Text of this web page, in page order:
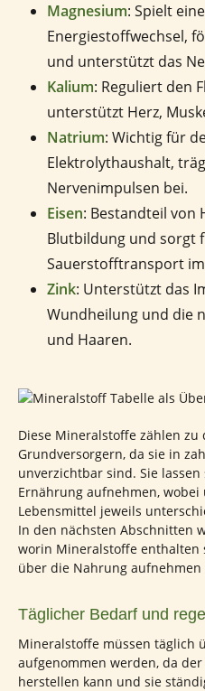
Magnesium: Spielt
Energiestoffwechsel,
und unterstützt das
Kalium: Reguliert den
unterstützt Herz,
Natrium: Wichtig für
Elektrolythaushalt,
Nervenimpulsen bei.
Eisen: Bestandteil von
Blutbildung und sorgt
Sauerstofftransport
Zink: Unterstützt das
Wundheilung und die
und Haaren.
Diese Mineralstoffe zählen zu
Grundversorgern, da sie in
unverzichtbar sind. Sie
Ernährung aufnehmen,
Lebensmittel jeweils
In den nächsten Abschnitten
worin Mineralstoffe enthalten
über die Nahrung aufnehmen
Täglicher Bedarf und
Mineralstoffe müssen täglich
aufgenommen werden, da
herstellen kann und sie